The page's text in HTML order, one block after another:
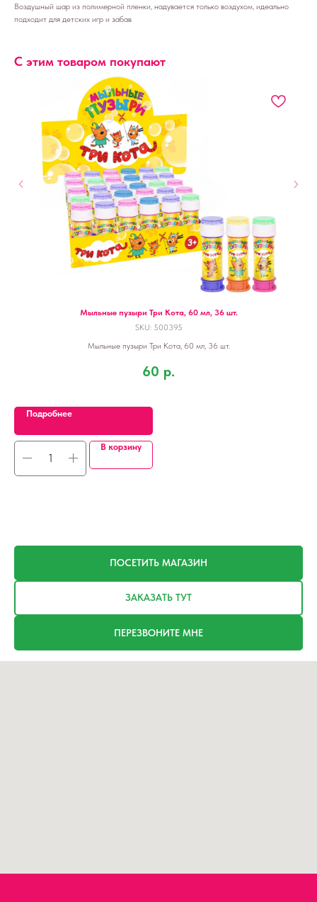
Воздушный шар из полимерной пленки, надувается только воздухом, идеально
подходит для детских игр и забав
С этим товаром покупают
Мыльные пузыри Три Кота, 60 мл, 36 шт.
SKU: 500395
Мыльные пузыри Три Кота, 60 мл, 36 шт.
60 р.
Подробнее
В корзину
ПОСЕТИТЬ МАГАЗИН
ЗАКАЗАТЬ ТУТ
ПЕРЕЗВОНИТЕ МНЕ